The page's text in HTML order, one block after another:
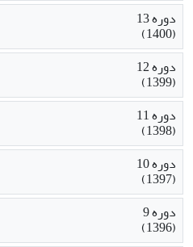
دوره 13
(1400)
دوره 12
(1399)
دوره 11
(1398)
دوره 10
(1397)
دوره 9
(1396)